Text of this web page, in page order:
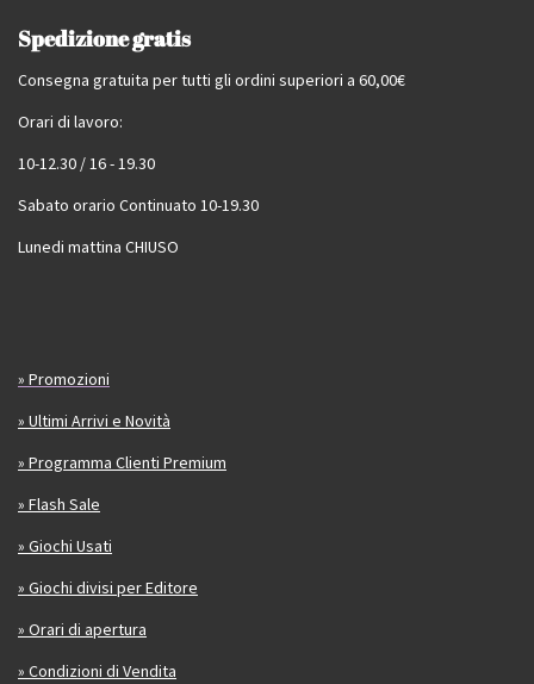
Spedizione gratis
Consegna gratuita per tutti gli ordini superiori a 60,00€
Orari di lavoro:
10-12.30 / 16 - 19.30
Sabato orario Continuato 10-19.30
Lunedi mattina CHIUSO
» Promozioni
» Ultimi Arrivi e Novità
» Programma Clienti Premium
» Flash Sale
» Giochi Usati
» Giochi divisi per Editore
» Orari di apertura
» Condizioni di Vendita